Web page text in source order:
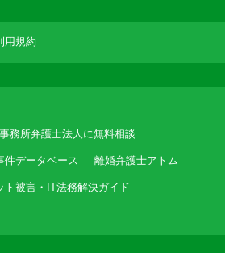
用規約
務所弁護士法人に無料相談
件データベース 離婚弁護士アトム
ト被害・IT法務解決ガイド